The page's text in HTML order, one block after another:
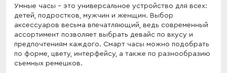
Умные часы – это универсальное устройство для всех:
детей, подростков, мужчин и женщин. Выбор
аксессуаров весьма впечатляющий, ведь современный
ассортимент позволяет выбрать девайс по вкусу и
предпочтениям каждого. Смарт часы можно подобрать
по форме, цвету, интерфейсу, а также по разнообразию
съемных ремешков.